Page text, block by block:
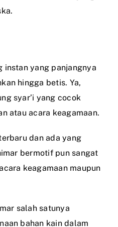
instan yang panjangnya
hingga betis. Ya,
syar’i yang cocok
atau acara keagamaan.
dan ada yang
bermotif pun sangat
keagamaan maupun
salah satunya
bahan kain dalam